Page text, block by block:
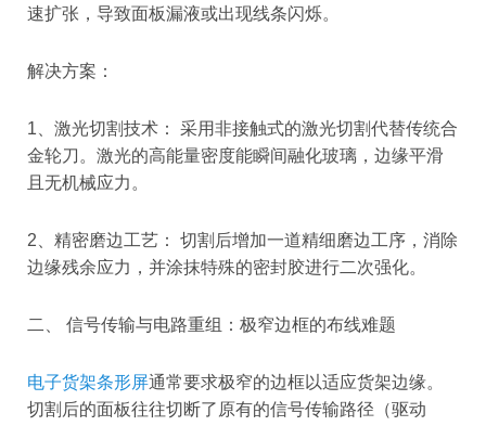
速扩张，导致面板漏液或出现线条闪烁。
解决方案：
1、激光切割技术： 采用非接触式的激光切割代替传统合
金轮刀。激光的高能量密度能瞬间融化玻璃，边缘平滑
且无机械应力。
2、精密磨边工艺： 切割后增加一道精细磨边工序，消除
边缘残余应力，并涂抹特殊的密封胶进行二次强化。
二、 信号传输与电路重组：极窄边框的布线难题
电子货架条形屏通常要求极窄的边框以适应货架边缘。
切割后的面板往往切断了原有的信号传输路径（驱动